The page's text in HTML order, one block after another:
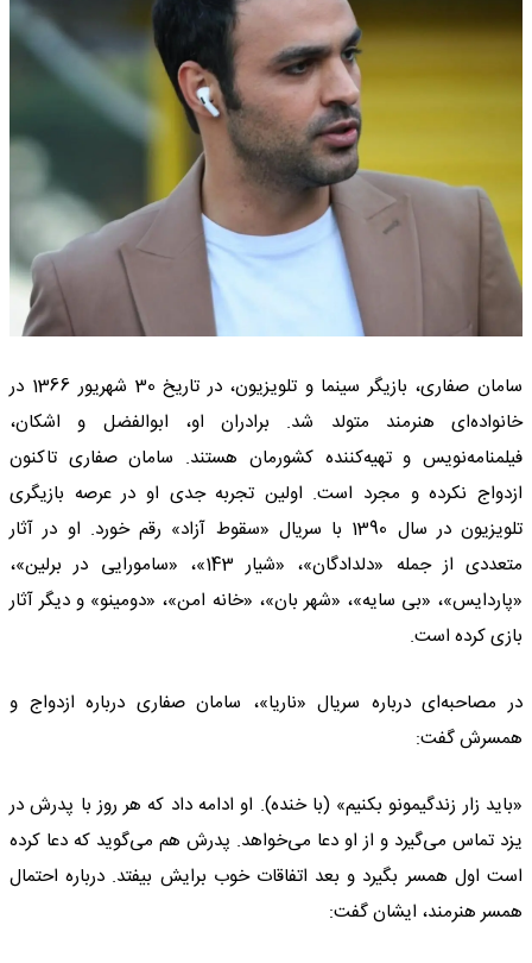
سامان صفاری، بازیگر سینما و تلویزیون، در تاریخ 30 شهریور 1366 در
خانواده‌ای هنرمند متولد شد. برادران او، ابوالفضل و اشکان،
فیلمنامه‌نویس و تهیه‌کننده کشورمان هستند. سامان صفاری تاکنون
ازدواج نکرده و مجرد است. اولین تجربه جدی او در عرصه بازیگری
تلویزیون در سال 1390 با سریال «سقوط آزاد» رقم خورد. او در آثار
متعددی از جمله «دلدادگان»، «شیار 143»، «سامورایی در برلین»،
«پاردایس»، «بی سایه»، «شهر بان»، «خانه امن»، «دومینو» و دیگر آثار
بازی کرده است.
در مصاحبه‌ای درباره سریال «ناریا»، سامان صفاری درباره ازدواج و
همسرش گفت:
«باید زار زندگیمونو بکنیم» (با خنده). او ادامه داد که هر روز با پدرش در
یزد تماس می‌گیرد و از او دعا می‌خواهد. پدرش هم می‌گوید که دعا کرده
است اول همسر بگیرد و بعد اتفاقات خوب برایش بیفتد. درباره احتمال
همسر هنرمند، ایشان گفت: